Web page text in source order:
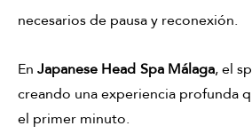
de matcha Masaje de jengibre
necesarios de pausa y reconexión.
En Japanese Head Spa Málaga, el
creando una experiencia profunda
el primer minuto.